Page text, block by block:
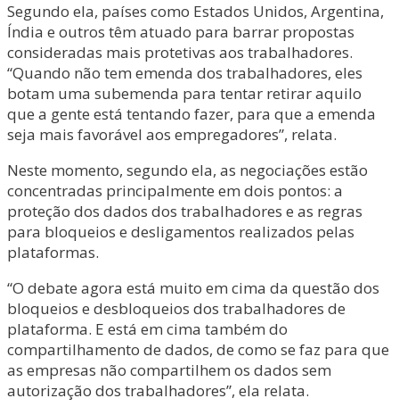
Segundo ela, países como Estados Unidos, Argentina,
Índia e outros têm atuado para barrar propostas
consideradas mais protetivas aos trabalhadores.
“Quando não tem emenda dos trabalhadores, eles
botam uma subemenda para tentar retirar aquilo
que a gente está tentando fazer, para que a emenda
seja mais favorável aos empregadores”, relata.
Neste momento, segundo ela, as negociações estão
concentradas principalmente em dois pontos: a
proteção dos dados dos trabalhadores e as regras
para bloqueios e desligamentos realizados pelas
plataformas.
“O debate agora está muito em cima da questão dos
bloqueios e desbloqueios dos trabalhadores de
plataforma. E está em cima também do
compartilhamento de dados, de como se faz para que
as empresas não compartilhem os dados sem
autorização dos trabalhadores”, ela relata.